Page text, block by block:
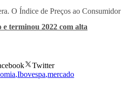
O Índice de Preços ao Consumidor
terminou 2022 com alta
Twitter
,Ibovespa,mercado